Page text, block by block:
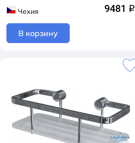
Чехия 9481 q
В корзину